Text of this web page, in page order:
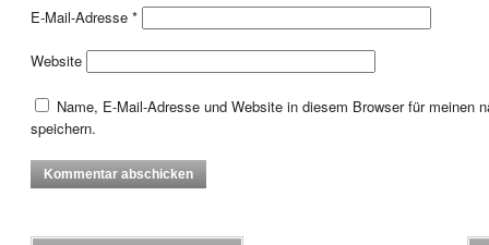
E-Mail-Adresse *
Website
Name, E-Mail-Adresse und Website in diesem Browser für meinen
speichern.